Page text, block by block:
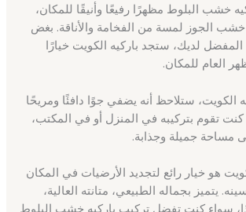
خشب البلوط مظهرًا رفيعًا وأنيقًا للمكان،
خشب الجوز لمسة من الفخامة والأناقة. بغض
لديك، ستجد باركيه الكويت خيارًا
العام للمكان.
الكويت، ستلاحظ أنه يضفي جوًا دافئًا ومريحًا
تقوم بتركيبه في المنزل أو في المكتب،
مساحة جميلة وجذابة.
هو خيار رائع لتجديد الأرضيات في المكان
يتميز بجماله الطبيعي، متانته العالية،
سواء كنت تفضل تركيب باركيه خشب البلوط